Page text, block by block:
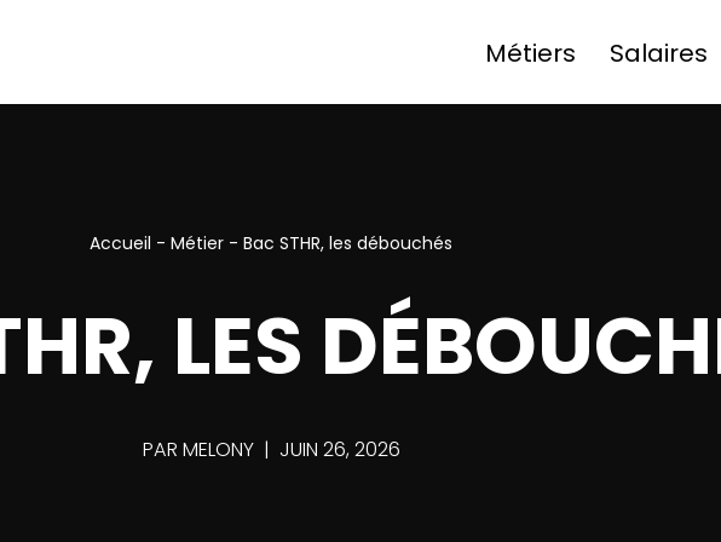
Métiers Salaires
Accueil - Métier - Bac STHR, les débouchés
LES
PAR MELONY JUIN 26, 2026